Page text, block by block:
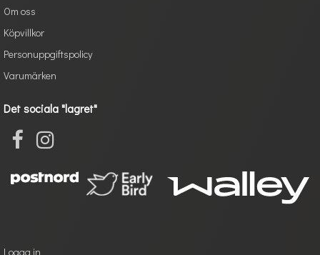
Om oss
Köpvillkor
Personuppgiftspolicy
Varumärken
Det sociala "lagret"
Logga in